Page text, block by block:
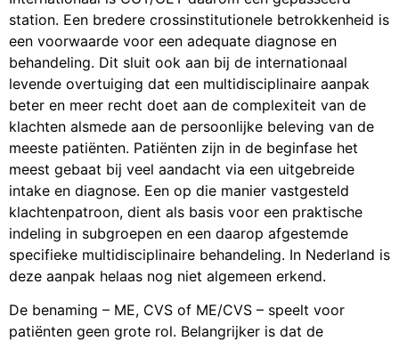
station. Een bredere crossinstitutionele betrokkenheid is
een voorwaarde voor een adequate diagnose en
behandeling. Dit sluit ook aan bij de internationaal
levende overtuiging dat een multidisciplinaire aanpak
beter en meer recht doet aan de complexiteit van de
klachten alsmede aan de persoonlijke beleving van de
meeste patiënten. Patiënten zijn in de beginfase het
meest gebaat bij veel aandacht via een uitgebreide
intake en diagnose. Een op die manier vastgesteld
klachtenpatroon, dient als basis voor een praktische
indeling in subgroepen en een daarop afgestemde
specifieke multidisciplinaire behandeling. In Nederland is
deze aanpak helaas nog niet algemeen erkend.
De benaming – ME, CVS of ME/CVS – speelt voor
patiënten geen grote rol. Belangrijker is dat de